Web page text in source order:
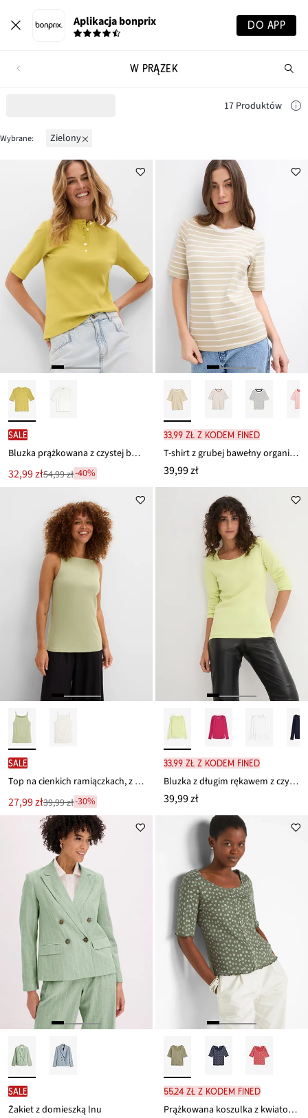
Aplikacja bonprix DO APP
W PRĄŻEK
17 Produktów
Wybrane: zielony
SALE
Bluzka prążkowana z czystej bawełny organicznej
Nowa
cena
32,99 zł
Przeceniono
54,99 zł-40%
33,99 zł z kodem FINED
T-shirt z grubej bawełny organicznej
39,99 zł
SALE
Top na cienkich ramiączkach, z prążkowanej bawełny organicznej
Nowa
cena
27,99 zł
Przeceniono
39,99 zł
39,99 zł-30%
33,99 zł z kodem FINED
Bluzka z długim rękawem z czystej bawełny organicznej
39,99 zł
SALE
Żakiet z domieszką lnu
55,24 zł z kodem FINED
Prążkowana koszulka z kwiatowym nadrukiem z czystej bawełny